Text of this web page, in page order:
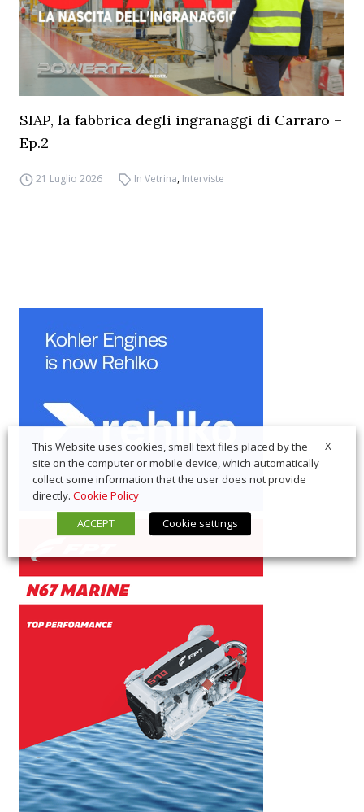
SIAP, la fabbrica degli ingranaggi di Carraro –
Ep.2
21 Luglio 2026 In Vetrina, Interviste
X
This Website uses cookies, small text files placed by the
site on the computer or mobile device, which automatically
collect some information that the user does not provide
directly. Cookie Policy
ACCEPT
Cookie settings